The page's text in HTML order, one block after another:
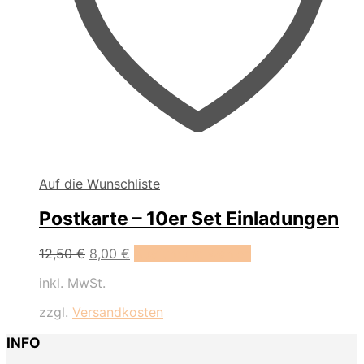
Auf die Wunschliste
Postkarte – 10er Set Einladungen
12,50€ 8,00 €
inkl. MwSt.
zzgl. Versandkosten
INFO